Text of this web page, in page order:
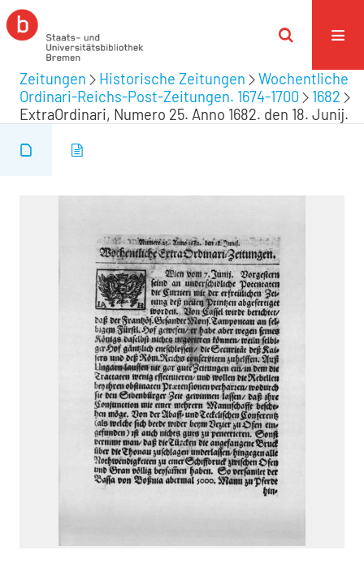
Zeitungen Historische Zeitungen
Wochentliche
Ordinari-Reichs-Post-Zeitungen. 1674-1700
1682
ExtraOrdinari, Numero 25. Anno 1682. den 18. Junij.